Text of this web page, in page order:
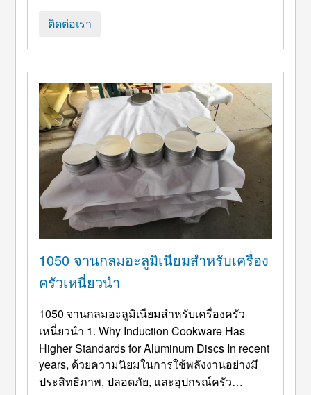
คอนเทนเนอร์. เครื่องใช้, จาน, ฯลฯ.
1070 ...
ติดต่อเรา
1050 จานกลมอะลูมิเนียมสำหรับเครื่อง
ครัวเหนี่ยวนำ
1050 จานกลมอะลูมิเนียมสำหรับเครื่องครัว
เหนี่ยวนำ 1.Why Induction Cookware Has
Higher Standards for Aluminum Discs In recent
years, ด้วยความนิยมในการใช้พลังงานอย่างมี
ประสิทธิภาพ, ปลอดภัย, และอุปกรณ์ครัว